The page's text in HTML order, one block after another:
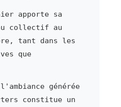
apporte sa
collectif au
tant dans les
que
générée
constitue un